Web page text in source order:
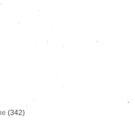
(342)